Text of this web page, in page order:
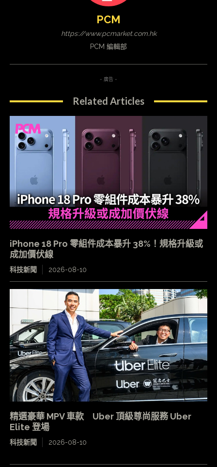
PCM
https://www.pcmarket.com.hk
PCM 編輯部
- 廣告 -
Related Articles
iPhone 18 Pro 零組件成本暴升 38%！規格升級或
成加價伏線
科技新聞 2026-08-10
精選豪華 MPV 車款 Uber 頂級尊尚服務 Uber
Elite 登場
科技新聞 2026-08-10